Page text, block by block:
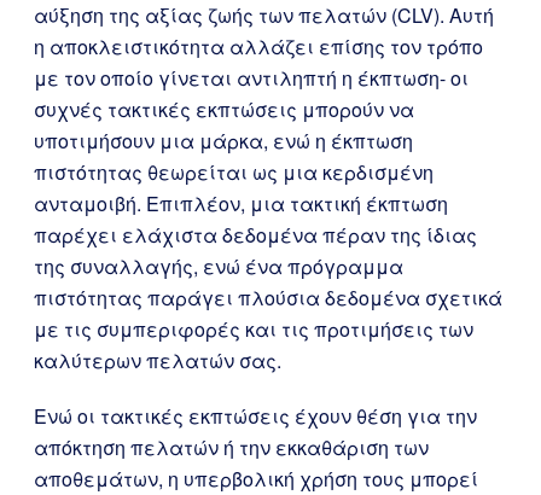
αύξηση της αξίας ζωής των πελατών (CLV). Αυτή
η αποκλειστικότητα αλλάζει επίσης τον τρόπο
με τον οποίο γίνεται αντιληπτή η έκπτωση- οι
συχνές τακτικές εκπτώσεις μπορούν να
υποτιμήσουν μια μάρκα, ενώ η έκπτωση
πιστότητας θεωρείται ως μια κερδισμένη
ανταμοιβή. Επιπλέον, μια τακτική έκπτωση
παρέχει ελάχιστα δεδομένα πέραν της ίδιας
της συναλλαγής, ενώ ένα πρόγραμμα
πιστότητας παράγει πλούσια δεδομένα σχετικά
με τις συμπεριφορές και τις προτιμήσεις των
καλύτερων πελατών σας.
Ενώ οι τακτικές εκπτώσεις έχουν θέση για την
απόκτηση πελατών ή την εκκαθάριση των
αποθεμάτων, η υπερβολική χρήση τους μπορεί